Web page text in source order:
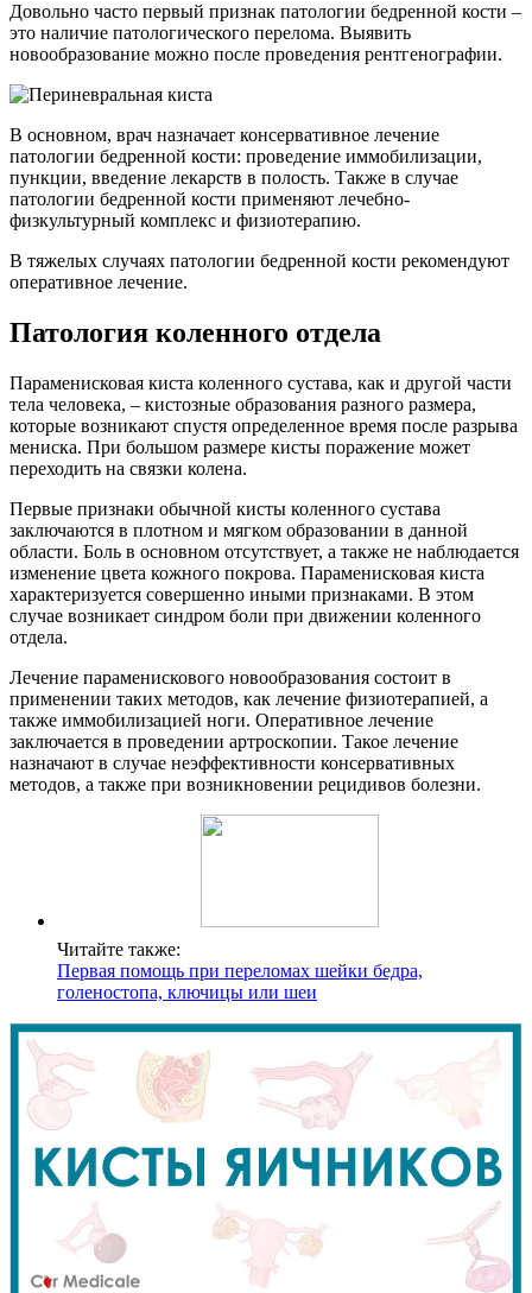
Довольно часто первый признак патологии бедренной кости –
это наличие патологического перелома. Выявить
новообразование можно после проведения рентгенографии.
В основном, врач назначает консервативное лечение
патологии бедренной кости: проведение иммобилизации,
пункции, введение лекарств в полость. Также в случае
патологии бедренной кости применяют лечебно-
физкультурный комплекс и физиотерапию.
В тяжелых случаях патологии бедренной кости рекомендуют
оперативное лечение.
Патология коленного отдела
Параменисковая киста коленного сустава, как и другой части
тела человека, – кистозные образования разного размера,
которые возникают спустя определенное время после разрыва
мениска. При большом размере кисты поражение может
переходить на связки колена.
Первые признаки обычной кисты коленного сустава
заключаются в плотном и мягком образовании в данной
области. Боль в основном отсутствует, а также не наблюдается
изменение цвета кожного покрова. Параменисковая киста
характеризуется совершенно иными признаками. В этом
случае возникает синдром боли при движении коленного
отдела.
Лечение параменискового новообразования состоит в
применении таких методов, как лечение физиотерапией, а
также иммобилизацией ноги. Оперативное лечение
заключается в проведении артроскопии. Такое лечение
назначают в случае неэффективности консервативных
методов, а также при возникновении рецидивов болезни.
Читайте также:
Первая помощь при переломах шейки бедра,
голеностопа, ключицы или шеи